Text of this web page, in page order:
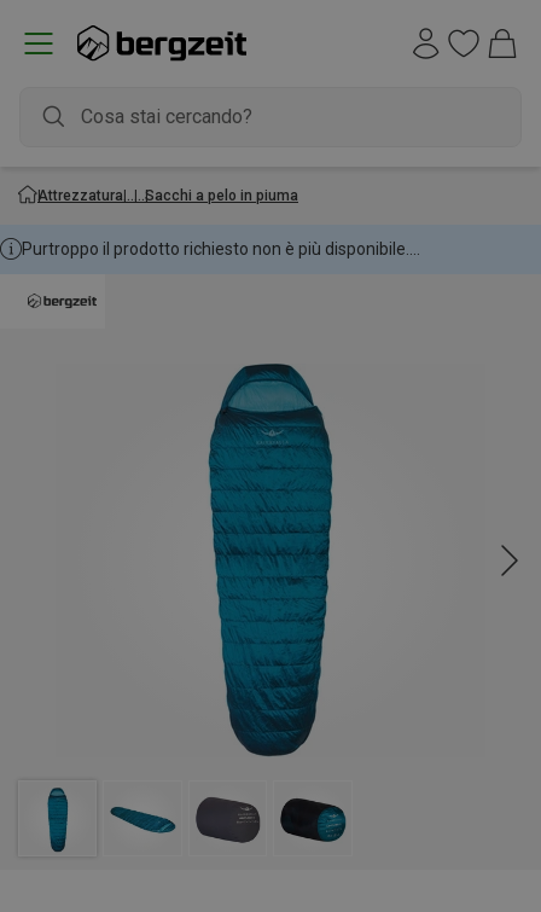
Attrezzatura Sacchi a pelo in piuma
Purtroppo il prodotto richiesto non è più disponibile....